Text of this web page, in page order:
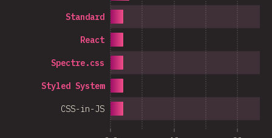
CSS-in-JS
Styled System
Spectre.css
React
Standard